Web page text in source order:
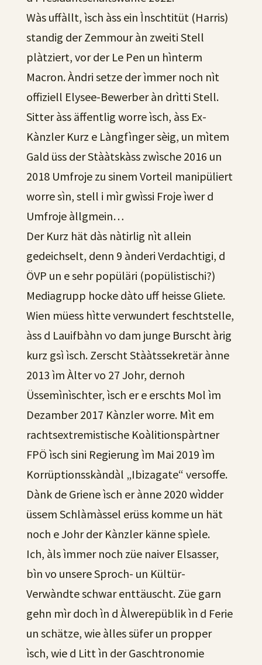
Wàs uffàllt, ìsch àss ein Ìnschtitüt (Harris)
standig der Zemmour àn zweiti Stell
plàtziert, vor der Le Pen un hìnterm
Macron. Àndri setze der ìmmer noch nìt
offiziell Elysee-Bewerber àn drìtti Stell.
Sitter àss äffentlig worre ìsch, àss Ex-
Kànzler Kurz e Làngfìnger sèig, un mìtem
Gald üss der Stààtskàss zwìsche 2016 un
2018 Umfroje zu sinem Vorteil manipüliert
worre sìn, stell i mìr gwìssi Froje ìwer d
Umfroje àllgmein…
Der Kurz hät dàs nàtirlig nìt allein
gedeichselt, denn 9 ànderi Verdachtigi, d
ÖVP un e sehr popüläri (popülistischi?)
Mediagrupp hocke dàto uff heisse Gliete.
Wien müess hìtte verwundert feschtstelle,
àss d Lauifbàhn vo dam junge Burscht àrig
kurz gsì ìsch. Zerscht Stààtssekretär ànne
2013 ìm Àlter vo 27 Johr, dernoh
Üssemìnìschter, ìsch er e erschts Mol ìm
Dezamber 2017 Kànzler worre. Mìt em
rachtsextremistische Koàlitionspàrtner
FPÖ ìsch sini Regierung ìm Mai 2019 ìm
Korrüptionsskàndàl „Ibizagate“ versoffe.
Dànk de Griene ìsch er ànne 2020 wìdder
üssem Schlàmàssel erüss komme un hät
noch e Johr der Kànzler känne spìele.
Ich, àls ìmmer noch züe naiver Elsasser,
bìn vo unsere Sproch- un Kültür-
Verwàndte schwar enttäuscht. Züe garn
gehn mìr doch ìn d Àlwerepüblik ìn d Ferie
un schätze, wie àlles süfer un propper
ìsch, wie d Litt ìn der Gaschtronomie